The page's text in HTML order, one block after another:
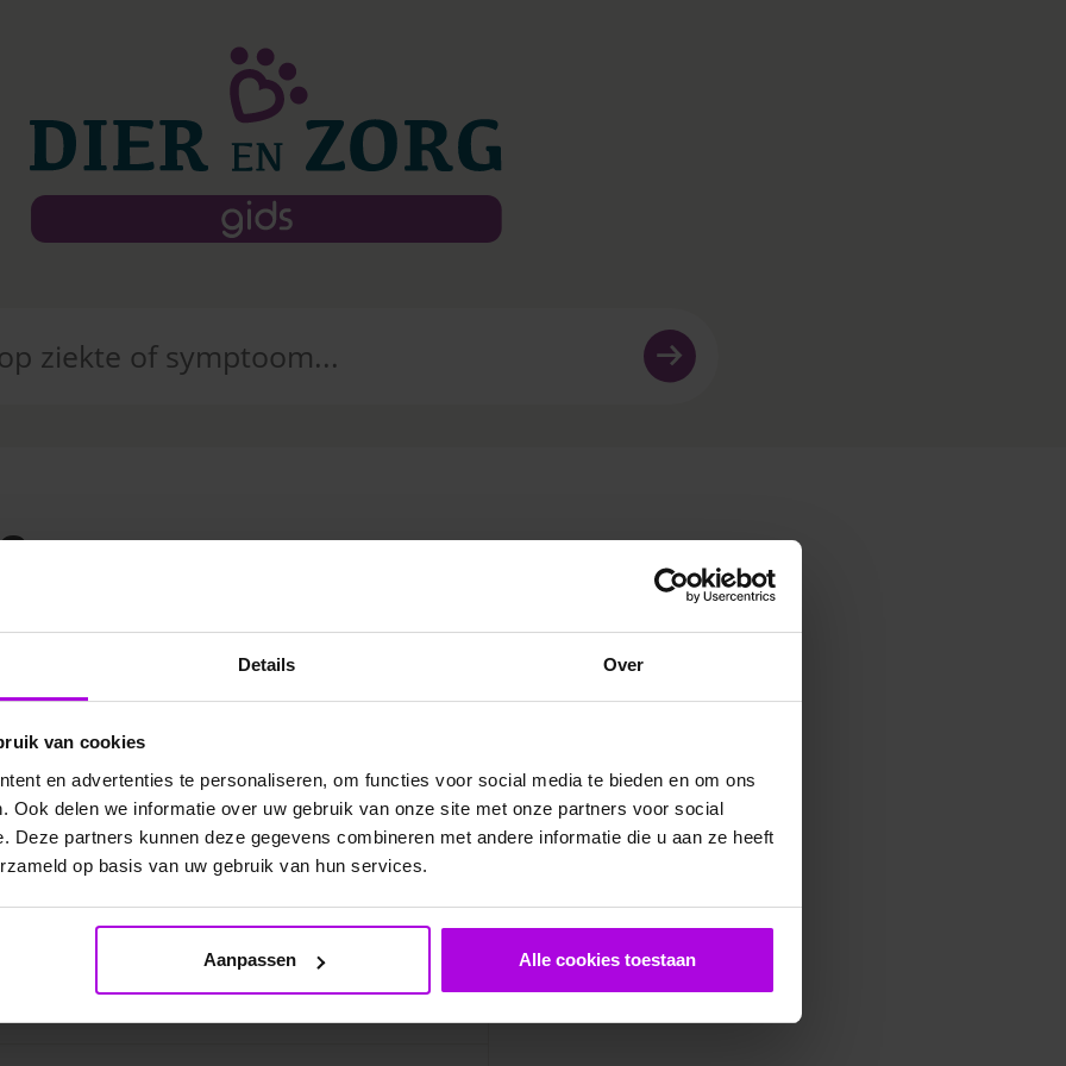
Details Over
van cookies
en advertenties te personaliseren, om functies voor social media te bieden en om ons
Ook delen we informatie over uw gebruik van onze site met onze partners voor social
Deze partners kunnen deze gegevens combineren met andere informatie die u aan ze heeft
op basis van uw gebruik van hun services.
Aanpassen Alle cookies toestaan